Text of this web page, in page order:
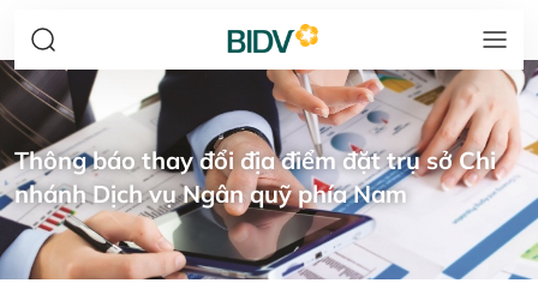
Thông báo thay đổi địa điểm đặt trụ sở Chi
nhánh Dịch vụ Ngân quỹ phía Nam